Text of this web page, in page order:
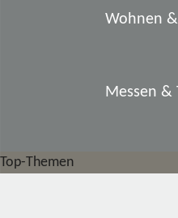
Wohnen
Messen &
Top-Themen